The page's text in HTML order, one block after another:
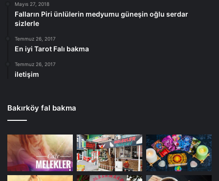
Mayıs 27, 2018
Falların Piri ünlülerin medyumu güneşin oğlu serdar
sizlerle
Temmuz 26, 2017
En iyi Tarot Falı bakma
Temmuz 26, 2017
iletişim
Bakırköy fal bakma